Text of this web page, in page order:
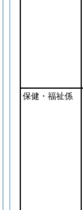
保健・福祉係